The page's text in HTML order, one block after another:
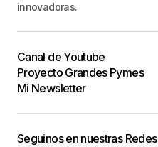
innovadoras.
Canal de Youtube
Proyecto Grandes Pymes
Mi Newsletter
Seguinos en nuestras Redes